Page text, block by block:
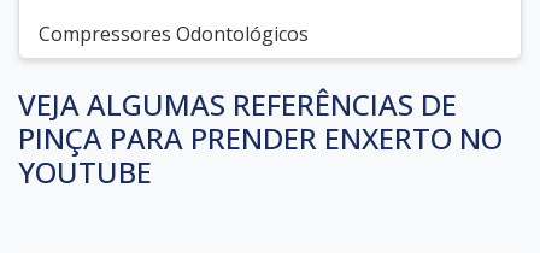
Compressores Odontológicos
VEJA ALGUMAS REFERÊNCIAS DE
PINÇA PARA PRENDER ENXERTO NO
YOUTUBE